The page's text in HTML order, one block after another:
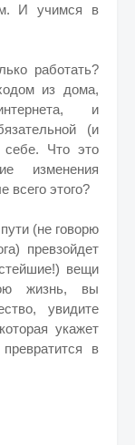
И учимся в
работать?
из дома,
и
(и
себе. Что это
изменения
всего этого?
(не говорю
превзойдет
вещи
жизнь, вы
увидите
укажет
в